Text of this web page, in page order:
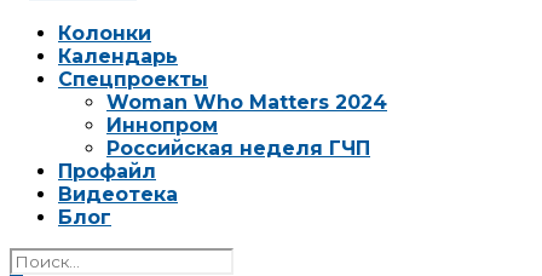
Колонки
Календарь
Спецпроекты
Woman Who Matters 2024
Иннопром
Российская неделя ГЧП
Профайл
Видеотека
Блог